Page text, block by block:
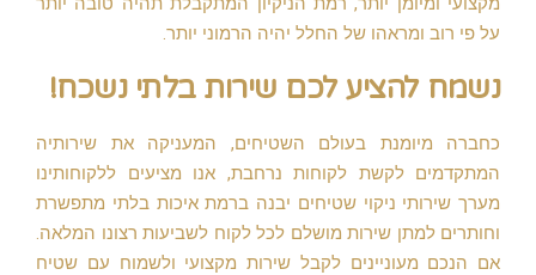
על פי רוב ומראהו של החלל יהיה הרמוני יותר.
נשמח להציע לכם שירות בלתי נשכח!
כחברה מיומנת בעולם השטיחים, המעניקה את שירותיה
המתקדמים לקשת לקוחות נרחבת, אנו מציעים ללקוחותינו
מערך שירותי ניקוי שטיחים יבנה ברמת איכות בלתי מתפשרת
וחותרים למתן שירות מושלם לכל לקוח לשביעות רצונו המלאה.
אם הנכם מעוניינים לקבל שירות מקצועי ולשמוח עם שטיח